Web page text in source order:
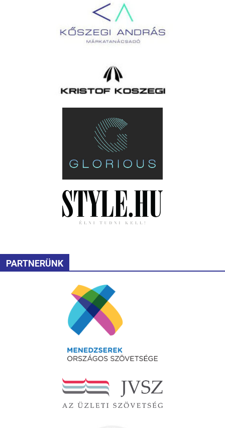
PARTNERÜNK